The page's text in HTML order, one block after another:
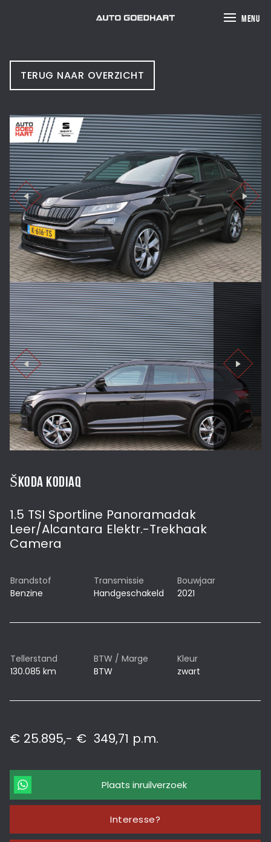
MENU
TERUG NAAR OVERZICHT
ŠKODA KODIAQ
1.5 TSI Sportline Panoramadak
Leer/Alcantara Elektr.-Trekhaak
Camera
Brandstof
Benzine
Transmissie
Handgeschakeld
Bouwjaar
2021
Tellerstand
130.085 km
BTW / Marge
BTW
Kleur
zwart
€ 25.895,- €349,71 p.m.
Plaats inruilverzoek
Interesse?